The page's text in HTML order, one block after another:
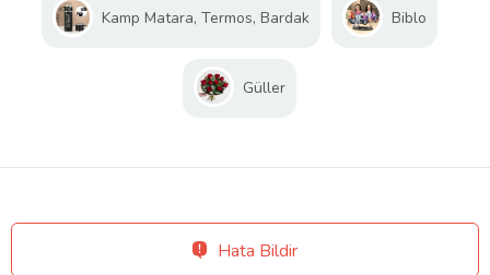
Kamp Matara, Termos, Bardak Biblo
Güller
Hata Bildir